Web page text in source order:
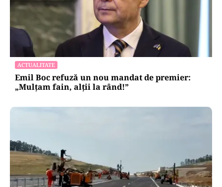
ACTUALITATE
Emil Boc refuză un nou mandat de premier:
„Mulțam fain, alții la rând!”